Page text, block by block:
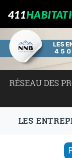
411
RÉSEAU DES
LES